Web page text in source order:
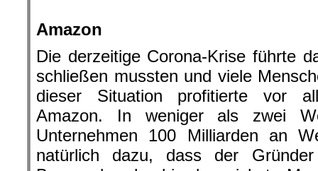
Amazon
Die derzeitige Corona-Krise führte
schließen mussten und viele
dieser Situation profitierte vor
Amazon. In weniger als zwei
Unternehmen 100 Milliarden an
natürlich dazu, dass der